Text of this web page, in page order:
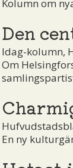
Kolumn om
Den
Idag-kolumn,
Om
En ny